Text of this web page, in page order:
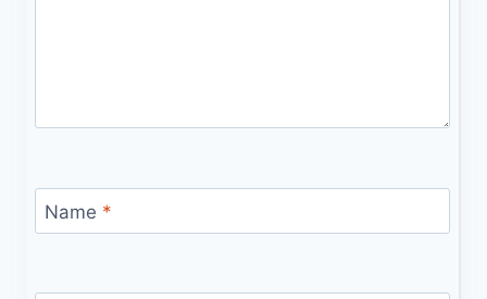
Name *